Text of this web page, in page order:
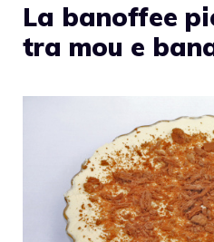
La banoffee
tra mou e